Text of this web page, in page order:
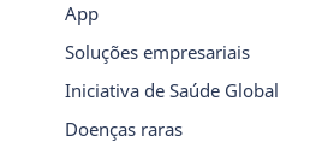
App
Soluções empresariais
Iniciativa de Saúde Global
Doenças raras